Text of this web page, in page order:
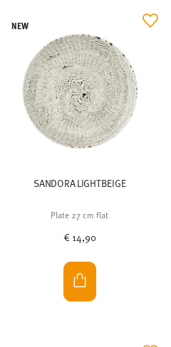
SANDORA LIGHTBEIGE
Plate 27 cm flat
€ 14,90
NEW